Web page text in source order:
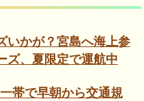
いかが？宮島へ海上参
ズ、夏限定で運航中
帯で早朝から交通規